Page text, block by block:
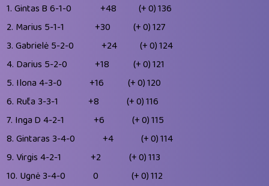
1. Gintas B 6-1-0 +48 (+ 0)136
2. Marius 5-1-1 +30 (+ 0)127
3. Gabrielė 5-2-0 +24 (+ 0)124
4. Darius 5-2-0 +18 (+ 0)121
5. Ilona 4-3-0 +16 (+ 0)120
6. Rūta 3-3-1 +8 (+ 0)116
7. Inga D 4-2-1 +6 (+ 0)115
8. Gintaras 3-4-0 +4 (+ 0)114
9. Virgis 4-2-1 +2 (+ 0)113
10. Ugnė3-4-0 0 (+ 0)112